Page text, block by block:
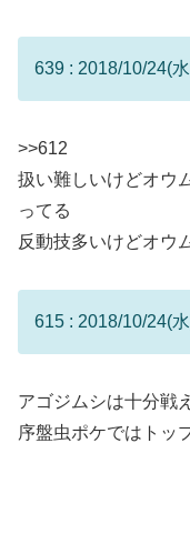
639 : 2018/10/24(
>>612
扱い難しいけどオウ
ってる
反動技多いけどオウ
615 : 2018/10/24(
アゴジムシは十分戦
序盤虫ポケではトッ